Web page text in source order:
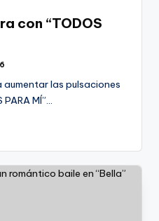
con “TODOS
las pulsaciones
MÍ”…